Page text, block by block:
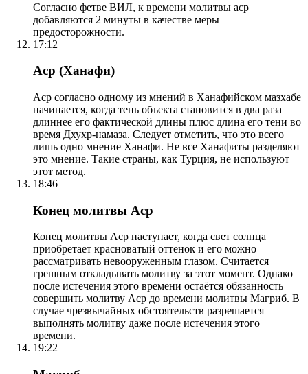
Согласно фетве ВИЛ, к времени молитвы аср
добавляются 2 минуты в качестве меры
предосторожности.
17:12
Аср (Ханафи)
Аср согласно одному из мнений в Ханафийском мазхабе
начинается, когда тень объекта становится в два раза
длиннее его фактической длины плюс длина его тени во
время Дхухр-намаза. Следует отметить, что это всего
лишь одно мнение Ханафи. Не все Ханафиты разделяют
это мнение. Такие страны, как Турция, не используют
этот метод.
18:46
Конец молитвы Аср
Конец молитвы Аср наступает, когда свет солнца
приобретает красноватый оттенок и его можно
рассматривать невооруженным глазом. Считается
грешным откладывать молитву за этот момент. Однако
после истечения этого времени остаётся обязанность
совершить молитву Аср до времени молитвы Магриб. В
случае чрезвычайных обстоятельств разрешается
выполнять молитву даже после истечения этого
времени.
19:22